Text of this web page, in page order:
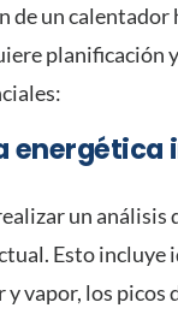
de un calentador
planificación
energética
un análisis
Esto incluye
y vapor, los picos